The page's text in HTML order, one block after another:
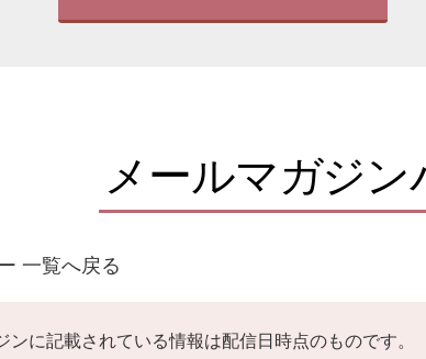
メールマガジ
一覧へ戻る
ンに記載されている情報は配信日時点のものです。